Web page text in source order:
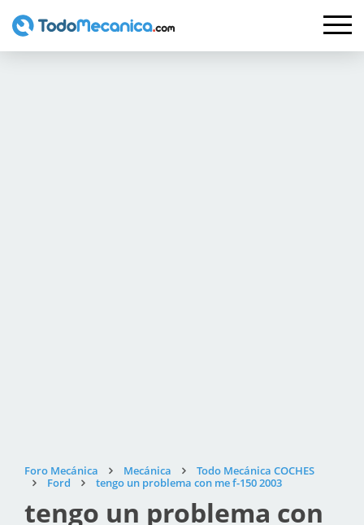
Foro Mecánica Mecánica
Todo Mecánica COCHES
Ford
tengo un problema con me f-150 2003
tengo un problema con